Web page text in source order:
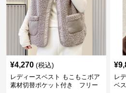
¥4,270 (税込)
レディースベスト もこもこボア
素材切替ポケット付き フリー
¥
レ
ベ